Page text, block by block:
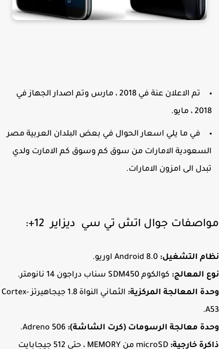
تم الاعلان عنة في 2018 ، مارس وتم اصدار الجهاز في
، مايو.
في ما يلي اسعار الحوال في بعض البلدان العربية مصر
الامارات من سوق كم وسوق كم الامارت ولدي
الى امزون الامارات.
جوال اتش تي سي ديزاير 12+:
التشغيل:Android 8.0 اوريو.
المعالج:كوالكوم SDM450 سناب دراجون 14 نانومتر.
المعالجة المركزية:
الثماني النواة 1.8 جيجاهيرتز Cortex-
معالجة الرسومات (كرت الشاشة):Adreno 506.
خارجية:
microSD من MEMORY ، حتى 512 جيجابايت